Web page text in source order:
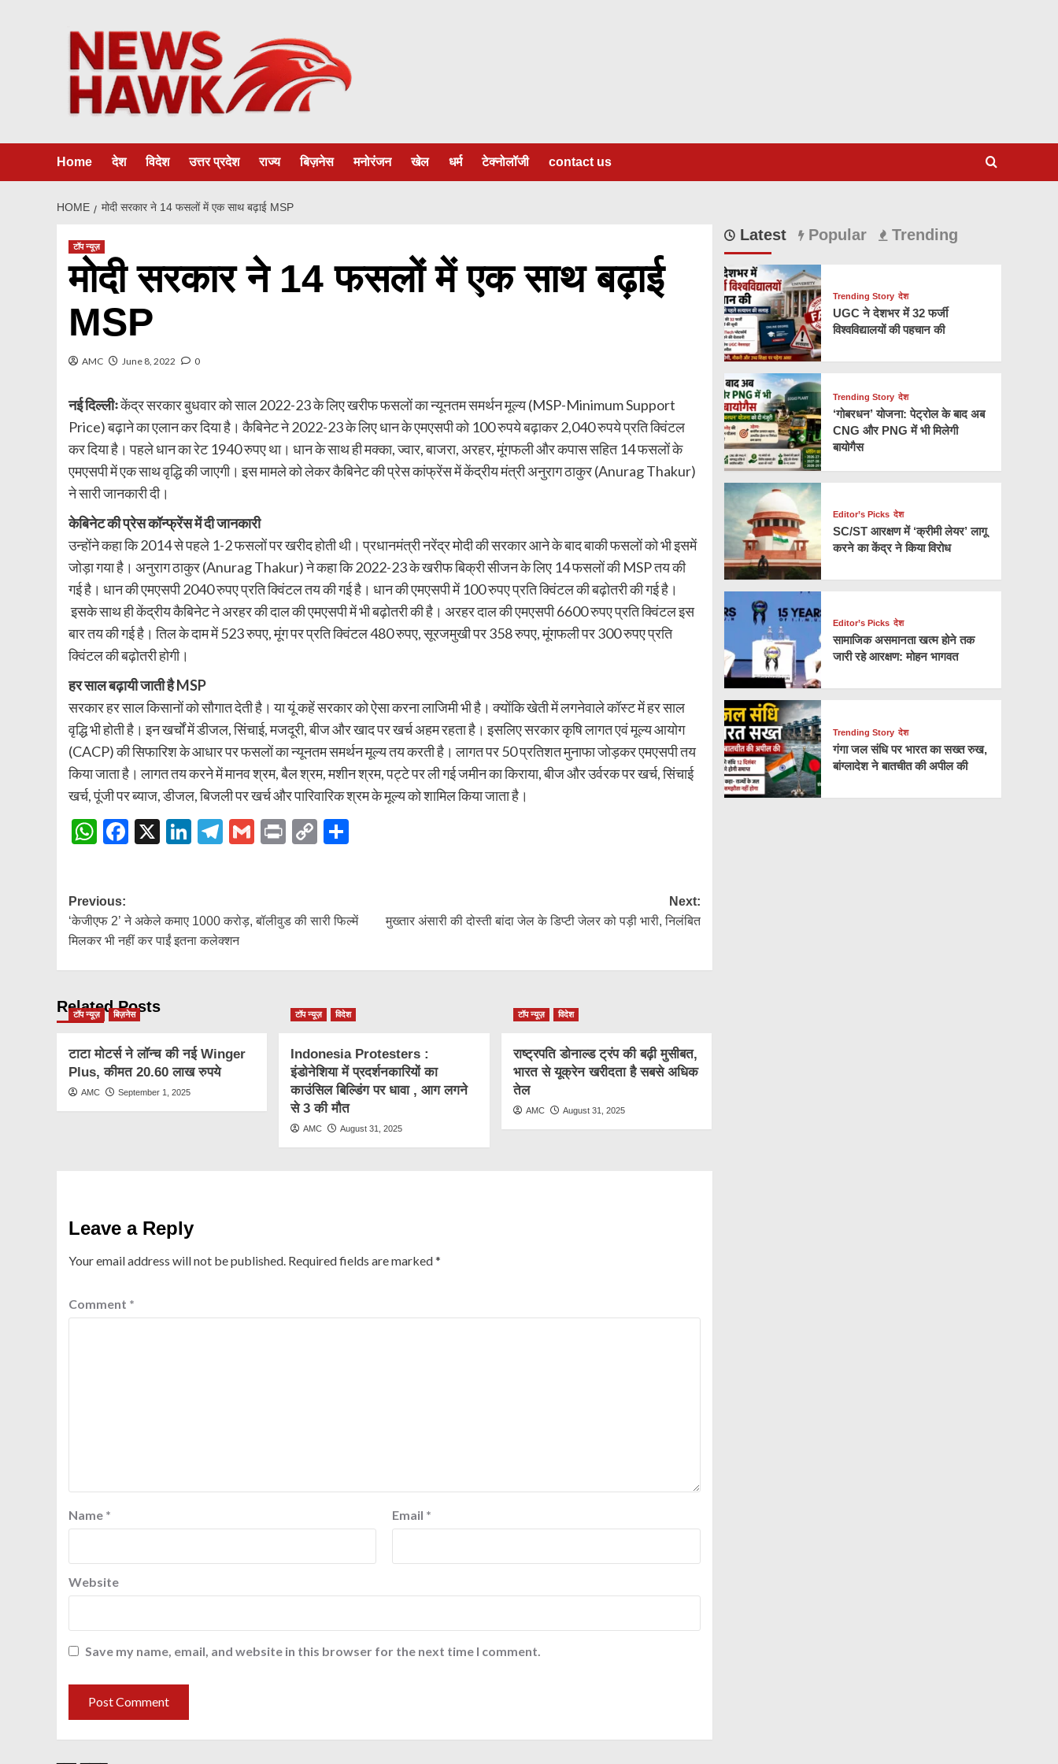
Home देश विदेश उत्तर प्रदेश राज्य बिज़नेस मनोरंजन खेल धर्म टेक्नोलॉजी contact us
HOME मोदी सरकार ने 14 फसलों में एक साथ बढ़ाई MSP
टॉप न्यूज़
मोदी सरकार ने 14 फसलों में एक साथ बढ़ाई
MSP
AMC June 8, 2022 0
नई दिल्लीःकेंद्र सरकार बुधवार को साल 2022-23 के लिए खरीफ फसलों का न्यूनतम समर्थन मूल्य (MSP-Minimum Support
Price) बढ़ाने का एलान कर दिया है। कैबिनेट ने 2022-23 के लिए धान के एमएसपी को 100 रुपये बढ़ाकर 2,040 रुपये प्रति क्विंटल
कर दिया है। पहले धान का रेट 1940 रुपए था। धान के साथ ही मक्का, ज्वार, बाजरा, अरहर, मूंगफली और कपास सहित 14 फसलों के
एमएसपी में एक साथ वृद्धि की जाएगी। इस मामले को लेकर कैबिनेट की प्रेस कांफ्रेंस में केंद्रीय मंत्री अनुराग ठाकुर (Anurag Thakur)
ने सारी जानकारी दी।
केबिनेट की प्रेस कॉन्फ्रेंस में दी जानकारी
उन्होंने कहा कि 2014 से पहले 1-2 फसलों पर खरीद होती थी। प्रधानमंत्री नरेंद्र मोदी की सरकार आने के बाद बाकी फसलों को भी इसमें
जोड़ा गया है। अनुराग ठाकुर (Anurag Thakur) ने कहा कि 2022-23 के खरीफ बिक्री सीजन के लिए 14 फसलों की MSP तय की
गई है। धान की एमएसपी 2040 रुपए प्रति क्विंटल तय की गई है। धान की एमएसपी में 100 रुपए प्रति क्विंटल की बढ़ोतरी की गई है।
इसके साथ ही केंद्रीय कैबिनेट ने अरहर की दाल की एमएसपी में भी बढ़ोतरी की है। अरहर दाल की एमएसपी 6600 रुपए प्रति क्विंटल इस
बार तय की गई है। तिल के दाम में 523 रुपए, मूंग पर प्रति क्विंटल 480 रुपए, सूरजमुखी पर 358 रुपए, मूंगफली पर 300 रुपए प्रति
क्विंटल की बढ़ोतरी होगी।
हर साल बढ़ायी जाती है MSP
सरकार हर साल किसानों को सौगात देती है। या यूं कहें सरकार को ऐसा करना लाजिमी भी है। क्योंकि खेती में लगनेवाले कॉस्ट में हर साल
वृद्धि भी होती है। इन खर्चों में डीजल, सिंचाई, मजदूरी, बीज और खाद पर खर्च अहम रहता है। इसलिए सरकार कृषि लागत एवं मूल्य आयोग
(CACP) की सिफारिश के आधार पर फसलों का न्यूनतम समर्थन मूल्य तय करती है। लागत पर 50 प्रतिशत मुनाफा जोड़कर एमएसपी तय
किया जाता है। लागत तय करने में मानव श्रम, बैल श्रम, मशीन श्रम, पट्टे पर ली गई जमीन का किराया, बीज और उर्वरक पर खर्च, सिंचाई
खर्च, पूंजी पर ब्याज, डीजल, बिजली पर खर्च और पारिवारिक श्रम के मूल्य को शामिल किया जाता है।
WhatsApp
Facebook
X LinkedIn
Telegram
GmailPrintCopy
Post
navigation
Previous:
‘केजीएफ 2’ ने अकेले कमाए 1000 करोड़, बॉलीवुड की सारी फिल्में
मिलकर भी नहीं कर पाईं इतना कलेक्शन
Next:
मुख्तार अंसारी की दोस्ती बांदा जेल के डिप्टी जेलर को पड़ी भारी, निलंबित
Related Posts
टॉप न्यूज़ बिज़नेस
टाटा मोटर्स ने लॉन्च की नई Winger
Plus, कीमत 20.60 लाख रुपये
AMC September 1, 2025
टॉप न्यूज़ विदेश
Indonesia Protesters :
इंडोनेशिया में प्रदर्शनकारियों का
काउंसिल बिल्डिंग पर धावा , आग लगने
से 3 की मौत
AMC August 31, 2025
टॉप न्यूज़ विदेश
राष्ट्रप​ति डोनाल्ड ट्रंप की बढ़ी मुसीबत,
भारत से यूक्रेन खरीदता है सबसे अधिक
तेल
AMC August 31, 2025
Leave a Reply
Your email address will not be published. Required fields are marked*
Comment *
Name * Email *
Website
Save my name, email, and website in this browser for the next time I comment.
Latest Popular Trending
Trending Story देश
UGC ने देशभर में 32 फर्जी
विश्वविद्यालयों की पहचान की
Trending Story देश
‘गोबरधन’ योजना: पेट्रोल के बाद अब
CNG और PNG में भी मिलेगी
बायोगैस
Editor’s Picks देश
SC/ST आरक्षण में ‘क्रीमी लेयर’ लागू
करने का केंद्र ने किया विरोध
Editor’s Picks देश
सामाजिक असमानता खत्म होने तक
जारी रहे आरक्षण: मोहन भागवत
Trending Story देश
गंगा जल संधि पर भारत का सख्त रुख,
बांग्लादेश ने बातचीत की अपील की